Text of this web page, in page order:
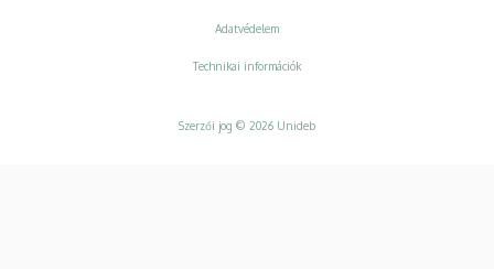
Adatvédelem
Technikai információk
Szerzői jog © 2026 Unideb